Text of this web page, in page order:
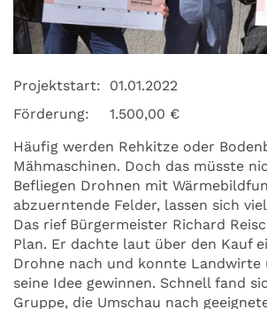
Projektstart:
01.01.2022
Förderung:
1.500,00 €
Häufig werden Rehkitze oder
Mähmaschinen. Doch das müsste
Befliegen Drohnen mit
abzuerntende Felder, lassen sich
Das rief Bürgermeister Richard
Plan. Er dachte laut über den Kauf
Drohne nach und konnte Landwirte
seine Idee gewinnen. Schnell fand
Gruppe, die Umschau nach